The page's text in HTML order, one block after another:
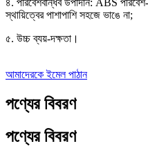
স্থায়িত্বের পাশাপাশি সহজে ভাঙে না;
৫. উচ্চ ব্যয়-দক্ষতা।
আমাদেরকে ইমেল পাঠান
পণ্যের বিবরণ
পণ্যের বিবরণ